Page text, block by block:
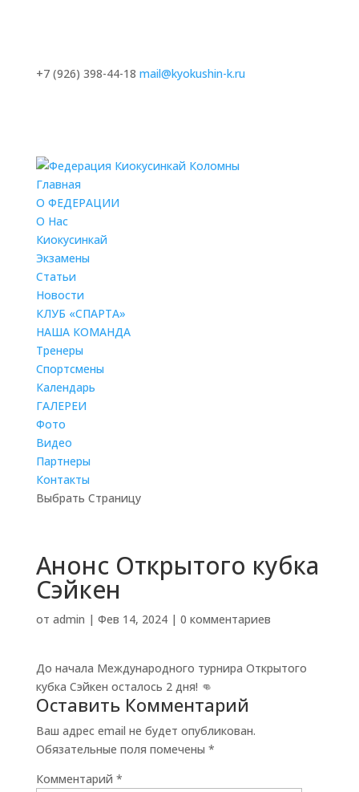
+7 (926) 398-44-18 mail@kyokushin-k.ru
Главная
О ФЕДЕРАЦИИ
О Нас
Киокусинкай
Экзамены
Статьи
Новости
КЛУБ «СПАРТА»
НАША КОМАНДА
Тренеры
Cпортсмены
Календарь
ГАЛЕРЕИ
Фото
Видео
Партнеры
Контакты
Выбрать Страницу
Анонс Открытого кубка
Сэйкен
от admin | Фев 14, 2024| 0 комментариев
До начала Международного турнира Открытого
кубка Сэйкен осталось 2 дня! 👊
Оставить Комментарий
Ваш адрес email не будет опубликован.
Обязательные поля помечены *
Комментарий *